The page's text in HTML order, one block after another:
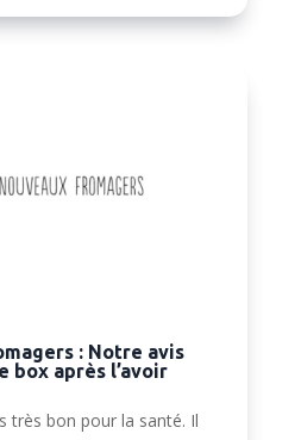
: Notre avis
box après l’avoir
très bon pour la santé. Il